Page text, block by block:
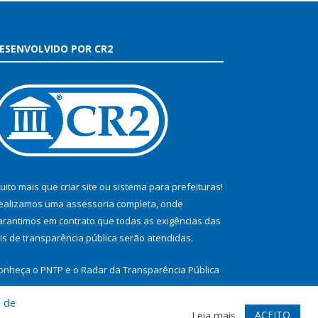
POR CR2
mais que criar site ou sistema para prefeituras!
uma assessoria completa, onde
em contrato que todas as exigências das
de transparência pública serão atendidas.
o PNTP e o Radar da Transparência Pública
de
Leia mais ACEITO